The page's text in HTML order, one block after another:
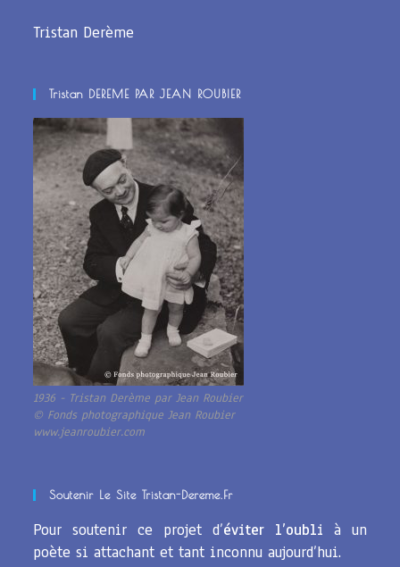
Tristan Derème
Tristan DEREME PAR JEAN ROUBIER
1936 - Tristan Derème par Jean Roubier
© Fonds photographique Jean Roubier
www.jeanroubier.com
Soutenir Le Site Tristan-Dereme.fr
Pour soutenir ce projet d’éviter l’oubli à un
poète si attachant et tant inconnu aujourd’hui.